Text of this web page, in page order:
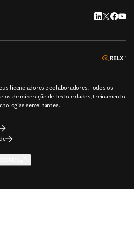
LinkedIn abre
Twitter
licenciadores e colaboradores. Todos os
os de mineração de texto e dados, treinamento
semelhantes.